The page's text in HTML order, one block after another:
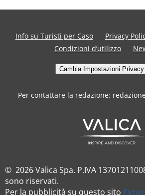
Info su Turisti per Caso Privacy
Condizioni d’utilizzo
Cambia Impostazioni
Per contattare la redazione:
© 2026 Valica Spa. P.IVA
sono riservati.
Per la pubblicità su questo sito Fytur